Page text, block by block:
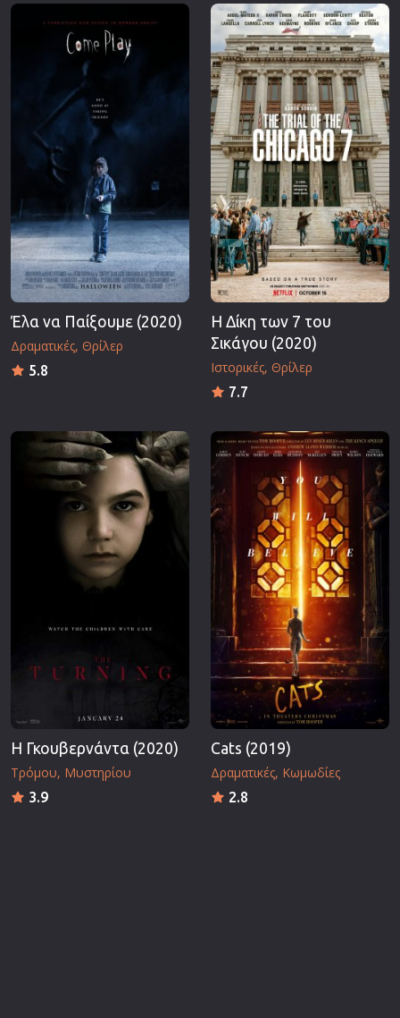
Έλα να Παίξουμε (2020)
Δραματικές Θρίλερ
5.8
Η Δίκη των 7 του
Σικάγου (2020)
Ιστορικές Θρίλερ
7.7
Η Γκουβερνάντα (2020)
Τρόμου Μυστηρίου
3.9
Cats (2019)
Δραματικές Κωμωδίες
2.8